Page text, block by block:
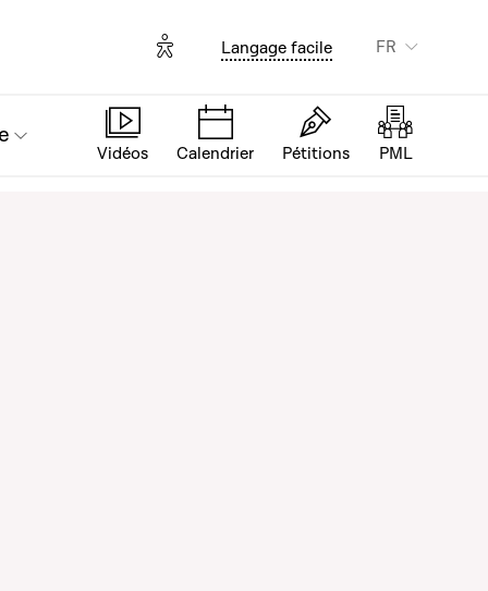
Options d'accessibilité
Langage facile FR
Vidéos Calendrier Pétitions PML